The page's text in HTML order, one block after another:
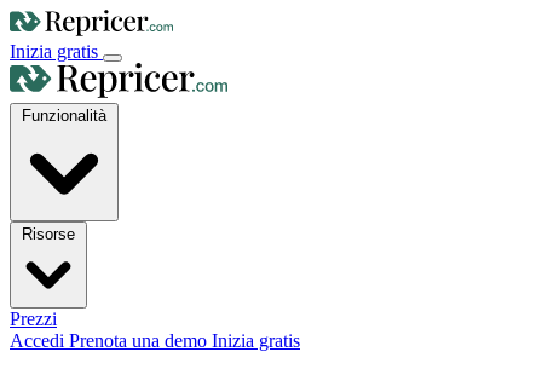
Inizia gratis
Funzionalità
Prezzi
Accedi Prenota una demo Inizia gratis